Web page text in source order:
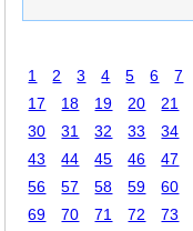
1 2 3 4 5 6 7
17
18 19 20 21
30
31 32 33 34
43
44 45 46 47
56
57 58 59 60
69
70 71 72 73